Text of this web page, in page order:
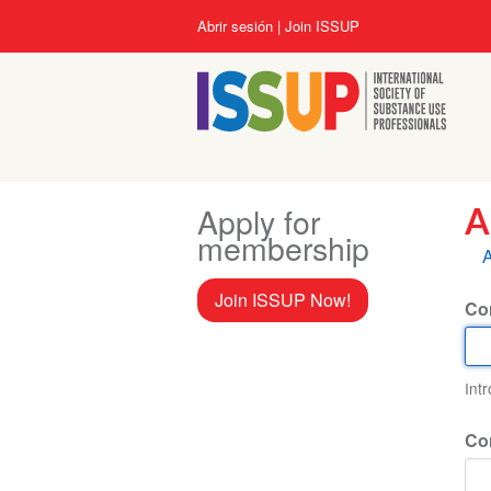
User
account
menu
Abrir sesión Join ISSUP
Apply for
membership
Join ISSUP Now!